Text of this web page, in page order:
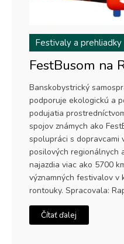
Festivaly a prehliadky
FestBusom na
Banskobystrický
podporuje ekologickú a
podujatia
spojov známych ako
spolupráci s dopravcami
posilových regionálnych
najazdia viac ako 5700
významných festivalov v
rontouky. Spracovala:
Čítať ďalej